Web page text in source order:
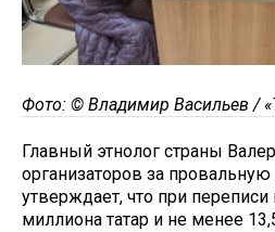
Фото: © Владимир Васильев /
Главный этнолог страны
организаторов за
утверждает, что при
миллиона татар и не менее